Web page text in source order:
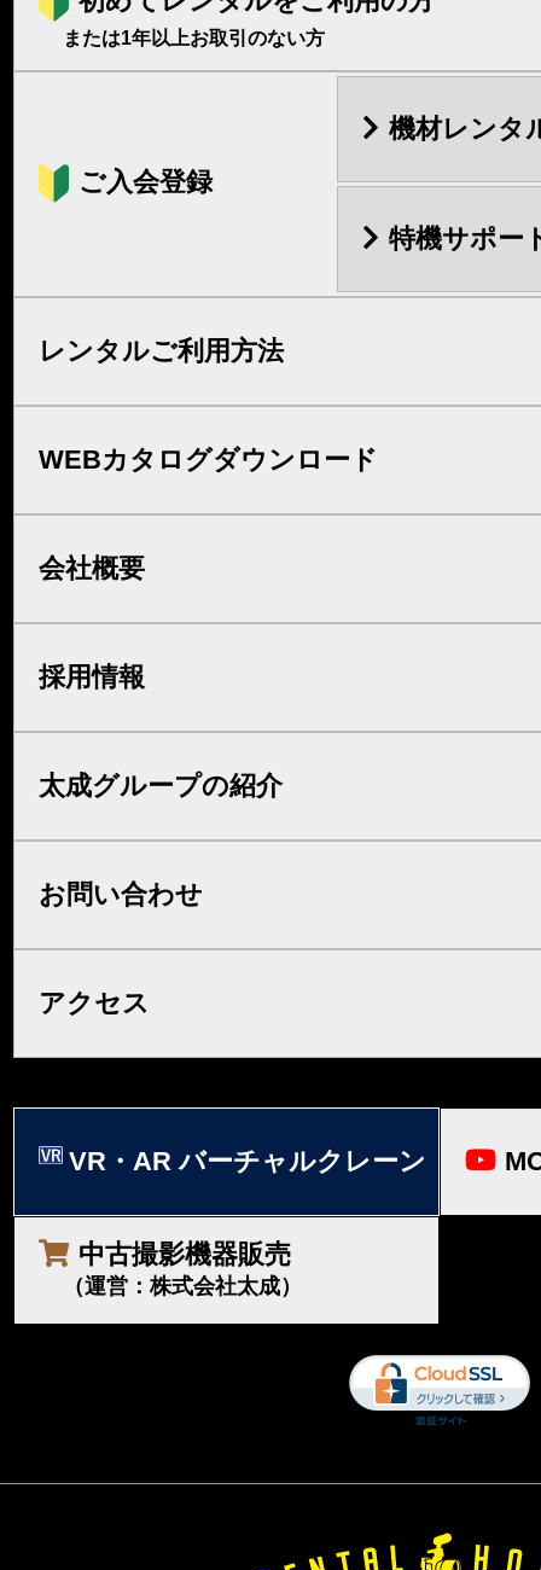
または1年以上お取引のない方
ご入会登録
機材レンタ
特機サポー
レンタルご利用方法
WEBカタログダウンロード
会社概要
採用情報
太成グループの紹介
お問い合わせ
アクセス
VR・AR バーチャルクレーン
中古撮影機器販売
（運営：株式会社太成）